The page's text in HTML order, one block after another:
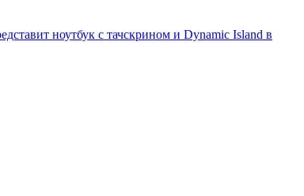
ноутбук с тачскрином и Dynamic Island в